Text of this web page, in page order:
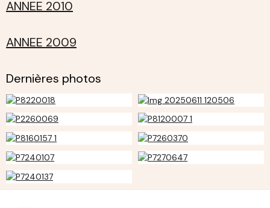
ANNEE 2010
ANNEE 2009
Dernières photos